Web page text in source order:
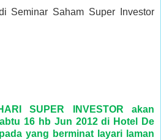
Seminar Saham Super Investor
SUPER INVESTOR akan
16 hb Jun 2012 di Hotel De
yang berminat layari laman